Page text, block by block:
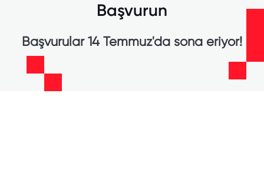
Başvurun
Başvurular 14 Temmuz'da sona eriyor!